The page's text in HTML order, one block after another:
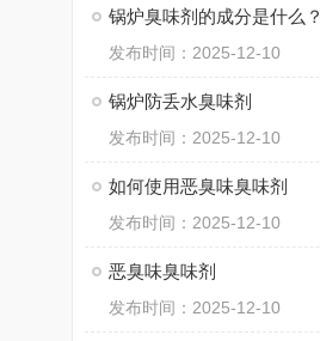
锅炉臭味剂的成分是什么？
发布时间：2025-12-10
锅炉防丢水臭味剂
发布时间：2025-12-10
如何使用恶臭味臭味剂
发布时间：2025-12-10
恶臭味臭味剂
发布时间：2025-12-10